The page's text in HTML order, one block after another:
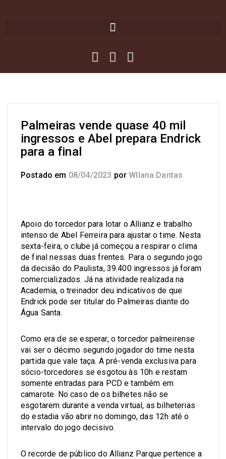
Palmeiras vende quase 40 mil
ingressos e Abel prepara Endrick
para a final
Postado em 08/04/2023 por Wllana Dantas
Apoio do torcedor para lotar o Allianz e trabalho
intenso de Abel Ferreira para ajustar o time. Nesta
sexta-feira, o clube já começou a respirar o clima
de final nessas duas frentes. Para o segundo jogo
da decisão do Paulista, 39.400 ingressos já foram
comercializados. Já na atividade realizada na
Academia, o treinador deu indicativos de que
Endrick pode ser titular do Palmeiras diante do
Água Santa.
Como era de se esperar, o torcedor palmeirense
vai ser o décimo segundo jogador do time nesta
partida que vale taça. A pré-venda exclusiva para
sócio-torcedores se esgotou às 10h e restam
somente entradas para PCD e também em
camarote. No caso de os bilhetes não se
esgotarem durante a venda virtual, as bilheterias
do estadia vão abrir no domingo, das 12h até o
intervalo do jogo decisivo.
O recorde de público do Allianz Parque pertence a